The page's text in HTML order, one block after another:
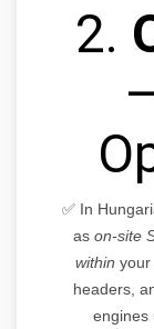
2.
✅ In
as on-site
within your
headers,
engines